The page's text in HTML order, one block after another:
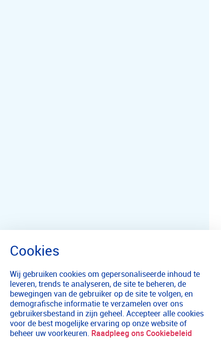
Wij gebruiken cookies om gepersonaliseerde inhoud te
leveren, trends te analyseren, de site te beheren, de
bewegingen van de gebruiker op de site te volgen, en
demografische informatie te verzamelen over ons
gebruikersbestand in zijn geheel. Accepteer alle cookies
voor de best mogelijke ervaring op onze website of
beheer uw voorkeuren. Raadpleeg ons Cookiebeleid